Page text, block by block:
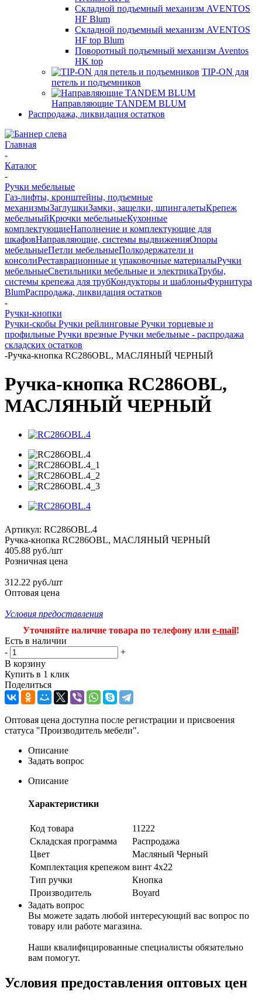
Складной подъемный механизм AVENTOS
HF Blum
Складной подъемный механизм AVENTOS
HF top Blum
Поворотный подъемный механизм Aventos
HK top
TIP-ON для
петель и подъемников
Направляющие TANDEM BLUM
Распродажа, ликвидация остатков
Главная
-
Каталог
-
Ручки мебельные
Газ-лифты, кронштейны, подъемные
механизмыЗаглушкиЗамки, защелки, шпингалетыКрепеж
мебельныйКрючки мебельныеКухонные
комплектующиеНаполнение и комплектующие для
шкафовНаправляющие, системы выдвиженияОпоры
мебельныеПетли мебельныеПолкодержатели и
консолиРеставрационные и упаковочные материалыРучки
мебельныеСветильники мебельные и электрикаТрубы,
системы крепежа для трубКондукторы и шаблоныФурнитура
BlumРаспродажа, ликвидация остатков
-
Ручки-кнопки
Ручки-скобы Ручки рейлинговые Ручки торцевые и
профильные Ручки врезные Ручки мебельные - распродажа
складских остатков
-Ручка-кнопка RC286OBL, МАСЛЯНЫЙ ЧЕРНЫЙ
Ручка-кнопка RC286OBL,
МАСЛЯНЫЙ ЧЕРНЫЙ
Артикул: RC286OBL.4
Ручка-кнопка RC286OBL, МАСЛЯНЫЙ ЧЕРНЫЙ
405.88 руб./шт
Розничная цена
312.22 руб./шт
Оптовая цена
Условия предоставления
Уточняйте наличие товара по телефону или e-mail!
Есть в наличии
-
+
В корзину
Купить в 1 клик
Поделиться
Оптовая цена доступна после регистрации и присвоения
статуса "Производитель мебели".
Описание
Задать вопрос
Описание
Характеристики
Код товара
11222
Складская программа
Распродажа
Цвет
Масляный Черный
Комплектация крепежом винт 4х22
Тип ручки
Кнопка
Производитель
Boyard
Задать вопрос
Вы можете задать любой интересующий вас вопрос по
товару или работе магазина.
Наши квалифицированные специалисты обязательно
вам помогут.
Условия предоставления оптовых цен